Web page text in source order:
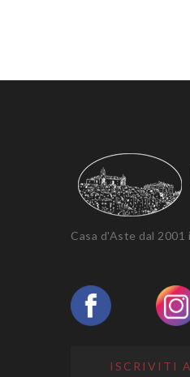
Casa d'Aste dal 2001
ISCRIVITI